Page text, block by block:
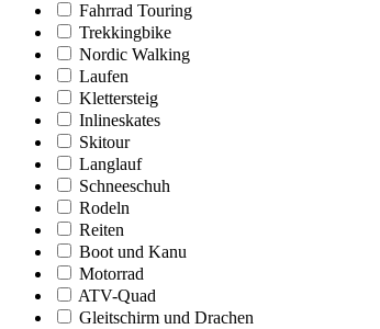
Fahrrad Touring
Trekkingbike
Nordic Walking
Laufen
Klettersteig
Inlineskates
Skitour
Langlauf
Schneeschuh
Rodeln
Reiten
Boot und Kanu
Motorrad
ATV-Quad
Gleitschirm und Drachen